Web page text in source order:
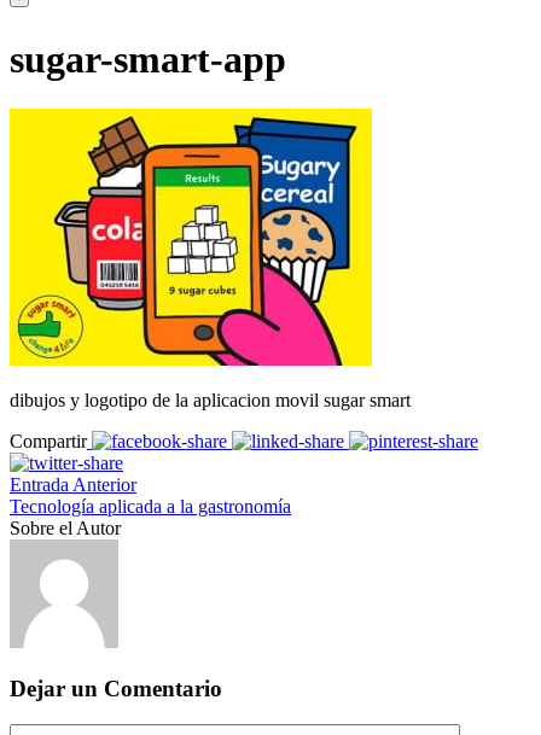
sugar-smart-app
dibujos y logotipo de la aplicacion movil sugar smart
Compartir
Entrada Anterior
Tecnología aplicada a la gastronomía
Sobre el Autor
Dejar un Comentario